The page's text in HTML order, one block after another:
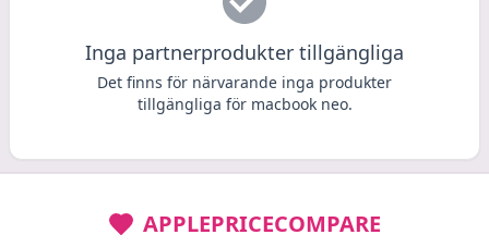
Inga partnerprodukter tillgängliga
Det finns för närvarande inga produkter
tillgängliga för macbook neo.
APPLEPRICECOMPARE